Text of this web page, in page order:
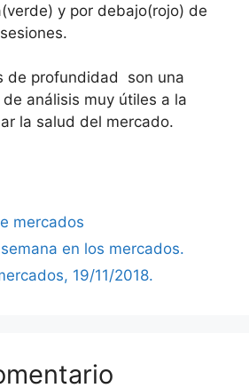
y por debajo(rojo) de
de profundidad son una
análisis muy útiles a la
la salud del mercado.
mercados
en los mercados.
19/11/2018.